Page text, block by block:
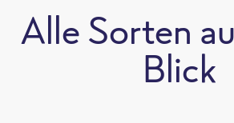
Alle Sorten
Blick